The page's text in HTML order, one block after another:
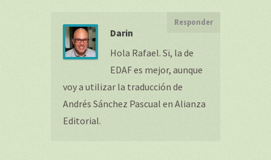
Darin
Responder
Hola Rafael. Sï, la de
EDAF es mejor, aunque
voy a utilizar la traducción de
Andrés Sánchez Pascual en Alianza
Editorial.